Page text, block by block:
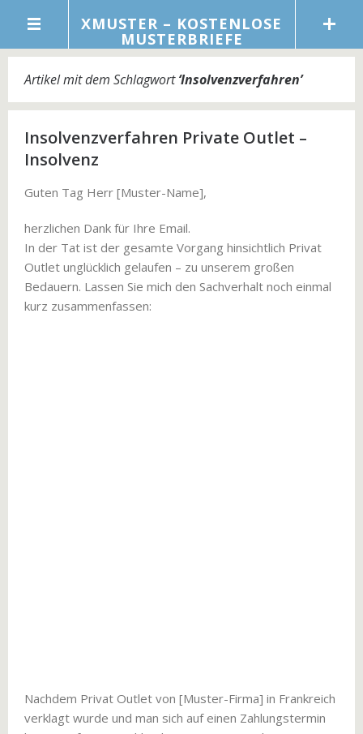
XMUSTER – KOSTENLOSE
MUSTERBRIEFE
Artikel mit dem Schlagwort‘Insolvenzverfahren’
Insolvenzverfahren Private Outlet –
Insolvenz
Guten Tag Herr [Muster-Name],
herzlichen Dank für Ihre Email.
In der Tat ist der gesamte Vorgang hinsichtlich Privat
Outlet unglücklich gelaufen – zu unserem großen
Bedauern. Lassen Sie mich den Sachverhalt noch einmal
kurz zusammenfassen:
Nachdem Privat Outlet von [Muster-Firma] in Frankreich
verklagt wurde und man sich auf einen Zahlungstermin